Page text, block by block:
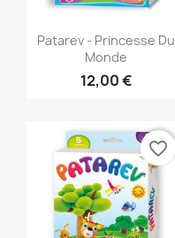
Aperçu rapide
Patarev - Princesse Du
Monde
12,00 €
favorite_border